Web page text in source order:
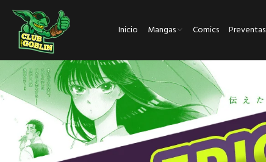
Inicio Mangas Comics Preventas